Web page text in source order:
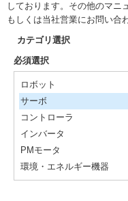
しております。その他のマニ
もしくは当社営業にお問い合
カテゴリ選択
必須選択
ロボット
サーボ
コントローラ
インバータ
PMモータ
環境・エネルギー機器